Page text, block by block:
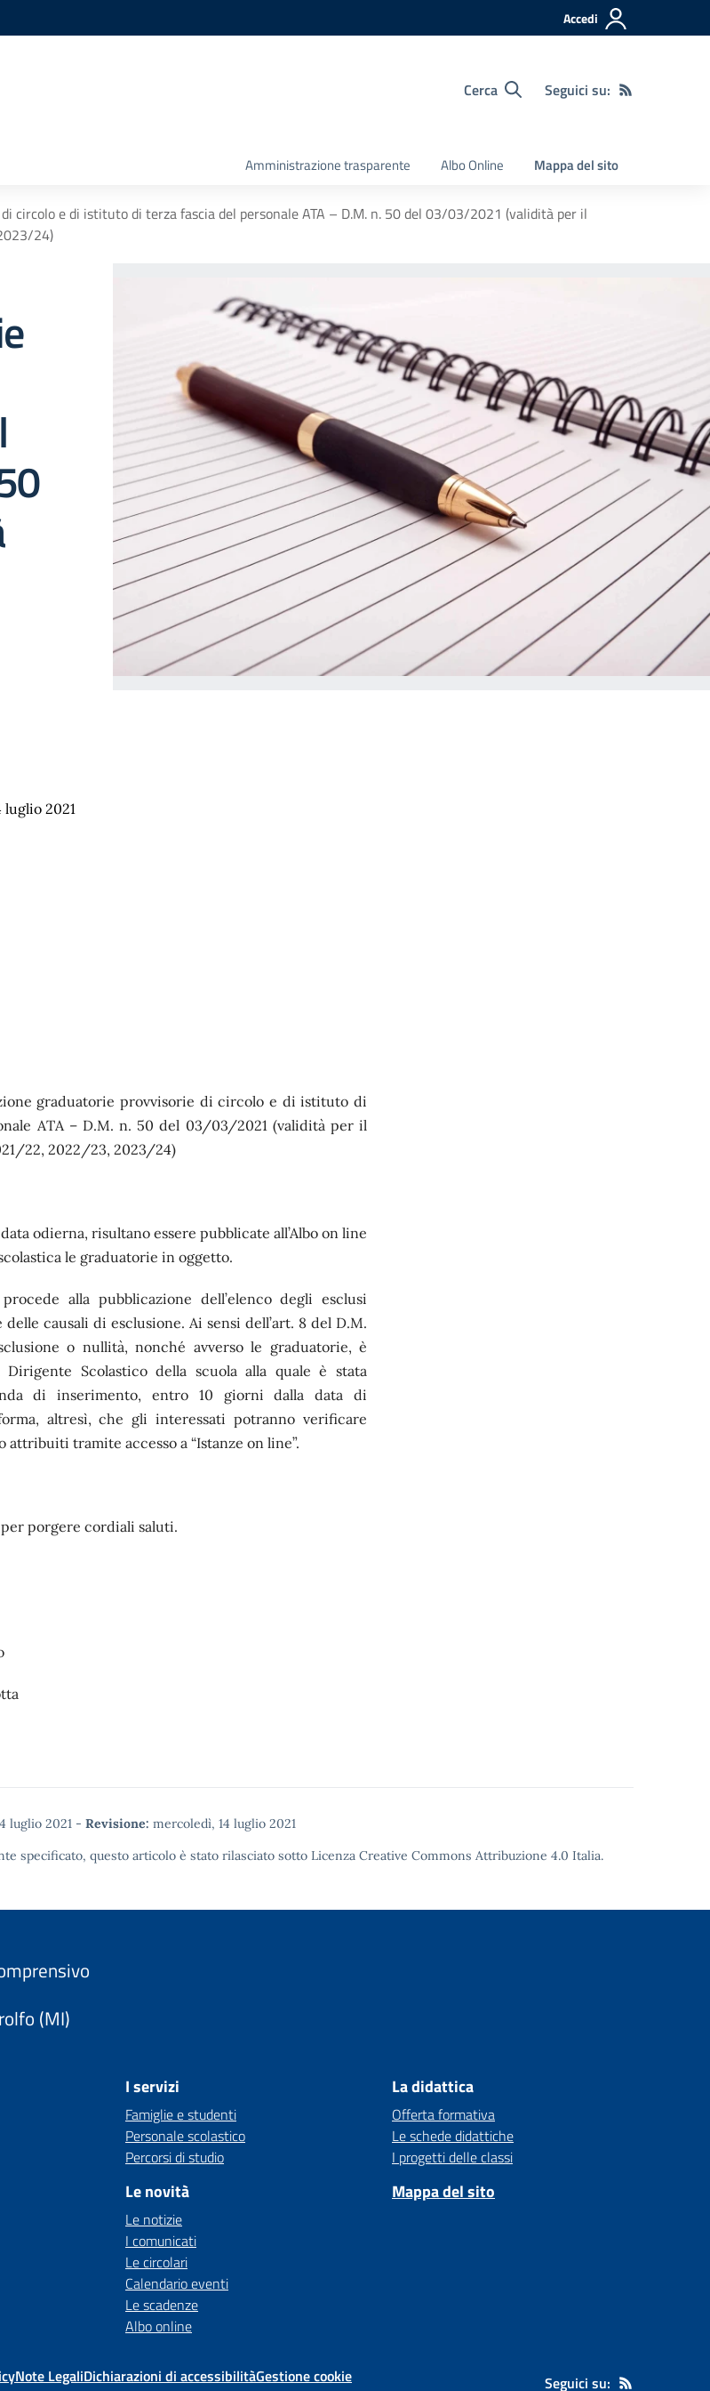
Accedi
Cerca Seguici su:
Amministrazione trasparente Albo Online Mappa del sito
circolo e di istituto di terza fascia del personale ATA – D.M. n. 50 del 03/03/2021 (validità per il
24)
luglio 2021
graduatorie provvisorie di circolo e di istituto di
ATA – D.M. n. 50 del 03/03/2021 (validità per il
22, 2022/23, 2023/24)
odierna, risultano essere pubblicate all’Albo on line
le graduatorie in oggetto.
alla pubblicazione dell’elenco degli esclusi
delle causali di esclusione. Ai sensi dell’art. 8 del D.M.
o nullità, nonché avverso le graduatorie, è
Dirigente Scolastico della scuola alla quale è stata
di inserimento, entro 10 giorni dalla data di
altresì, che gli interessati potranno verificare
attribuiti tramite accesso a “Istanze on line”.
per porgere cordiali saluti.
luglio 2021 - Revisione: mercoledì, 14 luglio 2021
specificato, questo articolo è stato rilasciato sotto Licenza Creative Commons Attribuzione 4.0 Italia.
(MI)
I servizi
Famiglie e studenti
Personale scolastico
Percorsi di studio
Le novità
Le notizie
I comunicati
Le circolari
Calendario eventi
Le scadenze
Albo online
La didattica
Offerta formativa
Le schede didattiche
I progetti delle classi
Mappa del sito
Note LegaliDichiarazioni di accessibilitàGestione cookie Seguici su: